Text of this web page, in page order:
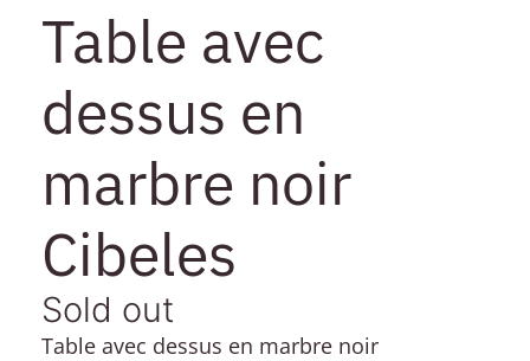
Table avec
dessus en
marbre noir
Cibeles
Sold out
Table avec dessus en marbre noir